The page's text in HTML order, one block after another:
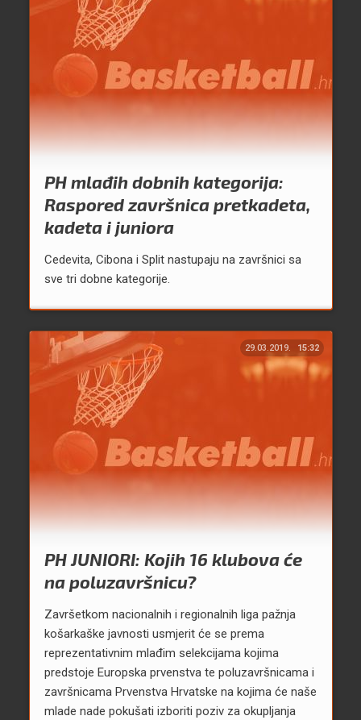
PH mlađih dobnih kategorija:
Raspored završnica pretkadeta,
kadeta i juniora
Cedevita, Cibona i Split nastupaju na završnici sa
sve tri dobne kategorije.
29.03.2019. 15:32
PH JUNIORI: Kojih 16 klubova će
na poluzavršnicu?
Završetkom nacionalnih i regionalnih liga pažnja
košarkaške javnosti usmjerit će se prema
reprezentativnim mlađim selekcijama kojima
predstoje Europska prvenstva te poluzavršnicama i
završnicama Prvenstva Hrvatske na kojima će naše
mlade nade pokušati izboriti poziv za okupljanja